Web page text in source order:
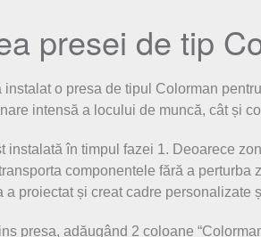
presei de tip
instalat o presa de tipul Colorman
intensă a locului de muncă, cât și
instalată în timpul fazei 1. Deoarece
componentele fără a
a proiectat și creat cadre
presa, adăugând 2 coloane